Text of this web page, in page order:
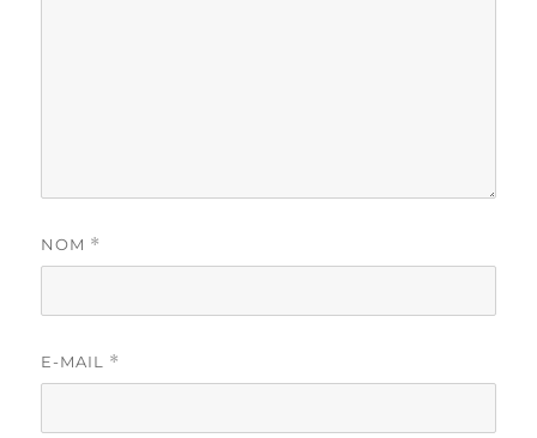
NOM *
E-MAIL *